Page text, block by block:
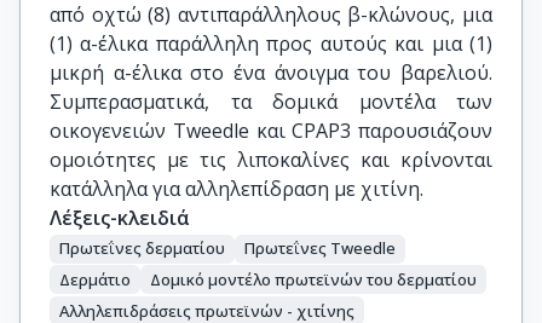
από οχτώ (8) αντιπαράλληλους β-κλώνους, μια
(1) α-έλικα παράλληλη προς αυτούς και μια (1)
μικρή α-έλικα στο ένα άνοιγμα του βαρελιού.
Συμπερασματικά, τα δομικά μοντέλα των
οικογενειών Tweedle και CPAP3 παρουσιάζουν
ομοιότητες με τις λιποκαλίνες και κρίνονται
κατάλληλα για αλληλεπίδραση με χιτίνη.
Λέξεις-κλειδιά
Πρωτεΐνες δερματίου
Πρωτεΐνες Tweedle
Δερμάτιο
Δομικό μοντέλο πρωτεϊνών του δερματίου
Αλληλεπιδράσεις πρωτεϊνών - χιτίνης